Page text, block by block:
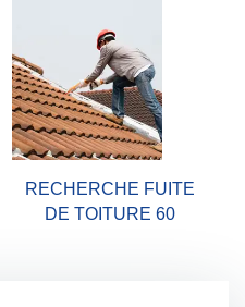
RECHERCHE FUITE
DE TOITURE 60